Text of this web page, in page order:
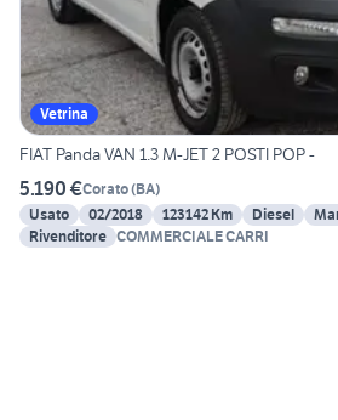
Vetrina
FIAT Panda VAN 1.3 M-JET 2 POSTI POP -
5.190 €Corato(BA)
Usato
02/2018 123142 Km Diesel
Rivenditore COMMERCIALE CARRI